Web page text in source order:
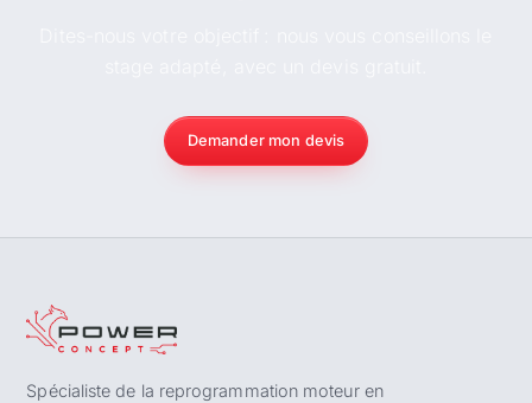
Demander mon devis
Spécialiste de la reprogrammation moteur en